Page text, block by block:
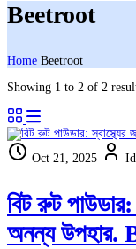
Beetroot
Home Beetroot
Showing 1 to 2 of 2
Oct 21, 2025
বিট রুট
অনন্য